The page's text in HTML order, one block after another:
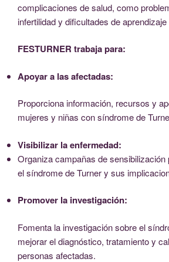
complicaciones de salud, como
infertilidad y dificultades de aprendizaje
FESTURNER trabaja para:
Apoyar a las afectadas:
Proporciona información, recursos y
mujeres y niñas con síndrome de
Visibilizar la enfermedad:
Organiza campañas de sensibilización
el síndrome de Turner y sus
Promover la investigación:
Fomenta la investigación sobre el
mejorar el diagnóstico, tratamiento y
personas afectadas.